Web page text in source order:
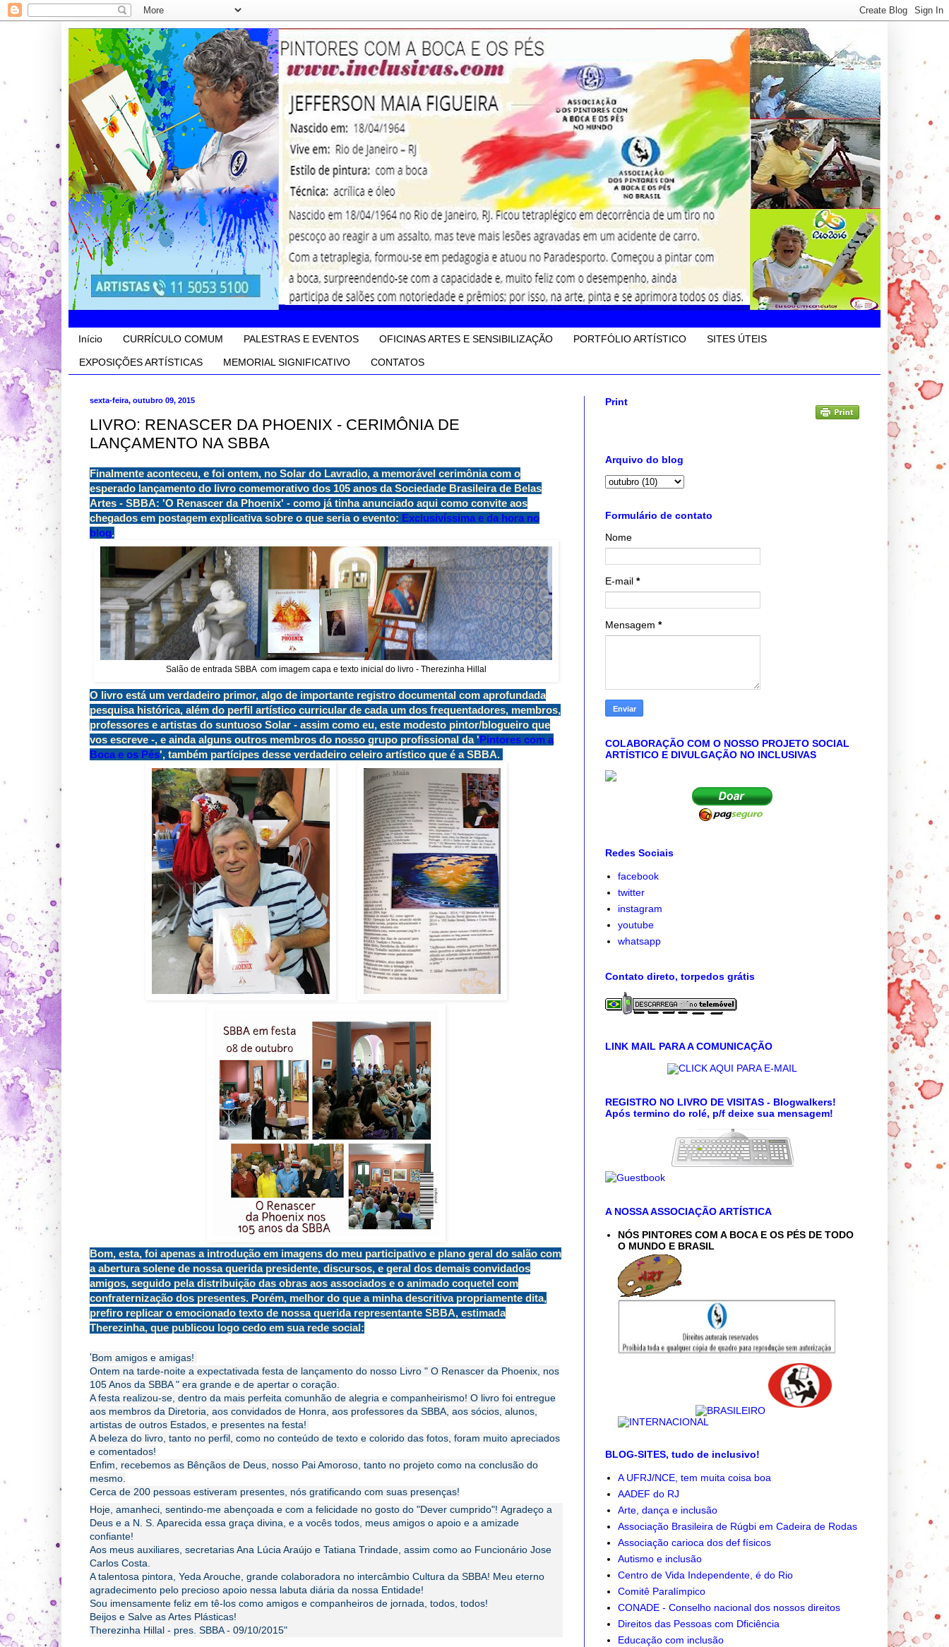
Início CURRÍCULO COMUM PALESTRAS E EVENTOS OFICINAS ARTES E SENSIBILIZAÇÃO PORTFÓLIO ARTÍSTICO SITES ÚTEIS
EXPOSIÇÕES ARTÍSTICAS MEMORIAL SIGNIFICATIVO CONTATOS
sexta-feira, outubro 09, 2015
LIVRO: RENASCER DA PHOENIX - CERIMÔNIA DE
LANÇAMENTO NA SBBA
Finalmente aconteceu, e foi ontem, no Solar do Lavradio, a memorável cerimônia com o
esperado lançamento do livro comemorativo dos 105 anos da Sociedade Brasileira de Belas
Artes - SBBA: 'O Renascer da Phoenix' - como já tinha anunciado aqui como convite aos
chegados em postagem explicativa sobre o que seria o evento: Exclusivíssima e da hora no
blog.
Salão de entrada SBBA com imagem capa e texto inicial do livro - Therezinha Hillal
O livro está um verdadeiro primor, algo de importante registro documental com aprofundada
pesquisa histórica, além do perfil artístico curricular de cada um dos frequentadores, membros,
professores e artistas do suntuoso Solar - assim como eu, este modesto pintor/blogueiro que
vos escreve -, e ainda alguns outros membros do nosso grupo profissional da 'Pintores com a
Boca e os Pés', também partícipes desse verdadeiro celeiro artístico que é a SBBA.
Bom, esta, foi apenas a introdução em imagens do meu participativo e plano geral do salão com
a abertura solene de nossa querida presidente, discursos, e geral dos demais convidados
amigos, seguido pela distribuição das obras aos associados e o animado coquetel com
confraternização dos presentes. Porém, melhor do que a minha descritiva propriamente dita,
prefiro replicar o emocionado texto de nossa querida representante SBBA, estimada
Therezinha, que publicou logo cedo em sua rede social:
'Bom amigos e amigas!
Ontem na tarde-noite a expectativada festa de lançamento do nosso Livro " O Renascer da Phoenix, nos
105 Anos da SBBA " era grande e de apertar o coração.
A festa realizou-se, dentro da mais perfeita comunhão de alegria e companheirismo! O livro foi entregue
aos membros da Diretoria, aos convidados de Honra, aos professores da SBBA, aos sócios, alunos,
artistas de outros Estados, e presentes na festa!
A beleza do livro, tanto no perfil, como no conteúdo de texto e colorido das fotos, foram muito apreciados
e comentados!
Enfim, recebemos as Bênçãos de Deus, nosso Pai Amoroso, tanto no projeto como na conclusão do
mesmo.
Cerca de 200 pessoas estiveram presentes, nós gratificando com suas presenças!
Hoje, amanheci, sentindo-me abençoada e com a felicidade no gosto do "Dever cumprido"! Agradeço a
Deus e a N. S. Aparecida essa graça divina, e a vocês todos, meus amigos o apoio e a amizade
confiante!
Aos meus auxiliares, secretarias Ana Lúcia Araújo e Tatiana Trindade, assim como ao Funcionário Jose
Carlos Costa.
A talentosa pintora, Yeda Arouche, grande colaboradora no intercâmbio Cultura da SBBA! Meu eterno
agradecimento pelo precioso apoio nessa labuta diária da nossa Entidade!
Sou imensamente feliz em tê-los como amigos e companheiros de jornada, todos, todos!
Beijos e Salve as Artes Plásticas!
Therezinha Hillal - pres. SBBA - 09/10/2015"
Print
Arquivo do blog
Formulário de contato
Nome
E-mail *
Mensagem *
COLABORAÇÃO COM O NOSSO PROJETO SOCIAL
ARTÍSTICO E DIVULGAÇÃO NO INCLUSIVAS
Redes Sociais
facebook
twitter
instagram
youtube
whatsapp
Contato direto, torpedos grátis
LINK MAIL PARA A COMUNICAÇÃO
CLICK AQUI PARA E-MAIL
REGISTRO NO LIVRO DE VISITAS - Blogwalkers!
Após termino do rolé, p/f deixe sua mensagem!
A NOSSA ASSOCIAÇÃO ARTÍSTICA
NÓS PINTORES COM A BOCA E OS PÉS DE TODO
O MUNDO E BRASIL
BLOG-SITES, tudo de inclusivo!
A UFRJ/NCE, tem muita coisa boa
AADEF do RJ
Arte, dança e inclusão
Associação Brasileira de Rúgbi em Cadeira de Rodas
Associação carioca dos def físicos
Autismo e inclusão
Centro de Vida Independente, é do Rio
Comitê Paralímpico
CONADE - Conselho nacional dos nossos direitos
Direitos das Pessoas com Dficiência
Educação com inclusão